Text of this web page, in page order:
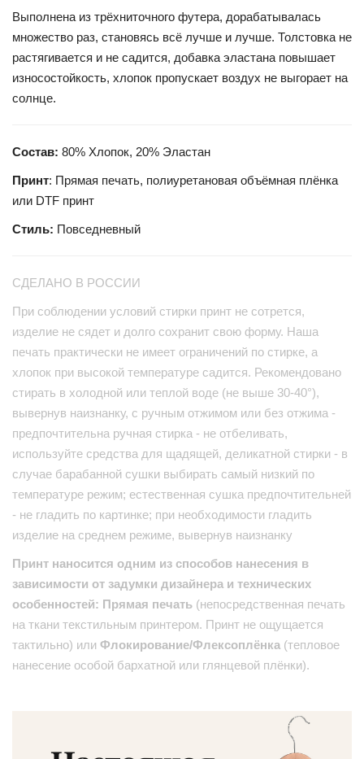
Выполнена из трёхниточного футера, дорабатывалась
множество раз, становясь всё лучше и лучше. Толстовка не
растягивается и не садится, добавка эластана повышает
износостойкость, хлопок пропускает воздух не выгорает на
солнце.
Состав: 80% Хлопок, 20% Эластан
Принт: Прямая печать, полиуретановая объёмная плёнка
или DTF принт
Стиль: Повседневный
СДЕЛАНО В РОССИИ
При соблюдении условий стирки принт не сотрется,
изделие не сядет и долго сохранит свою форму. Наша
печать практически не имеет ограничений по стирке, а
хлопок при высокой температуре садится. Рекомендовано
стирать в холодной или теплой воде (не выше 30-40°),
вывернув наизнанку, с ручным отжимом или без отжима -
предпочтительна ручная стирка - не отбеливать,
используйте средства для щадящей, деликатной стирки - в
случае барабанной сушки выбирать самый низкий по
температуре режим; естественная сушка предпочтительней
- не гладить по картинке; при необходимости гладить
изделие на среднем режиме, вывернув наизнанку
Принт наносится одним из способов нанесения в
зависимости от задумки дизайнера и технических
особенностей: Прямая печать (непосредственная печать
на ткани текстильным принтером. Принт не ощущается
тактильно) или Флокирование/Флексоплёнка (тепловое
нанесение особой бархатной или глянцевой плёнки).